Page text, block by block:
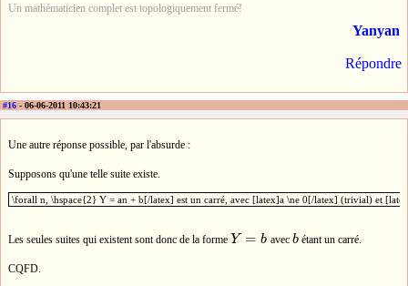
Un mathématicien complet est topologiquement fermé!
Yanyan
Répondre
#16 - 06-06-2011 10:43:21
Une autre réponse possible, par l'absurde :
Supposons qu'une telle suite existe.
\forall n, \hspace{2} Y = an + b[/latex] est un carré, avec [latex]a \ne 0[/latex] (trivial) et
\forall n, \hspace{2} Y = an + b[/latex] est un carré, avec [latex]a \ne 0[/latex] (trivial) et
Les seules suites qui existent sont donc de la forme Y = b
Y= b avec b
b étant un carré.
CQFD.